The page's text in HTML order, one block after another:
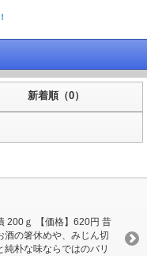
新着順（0）
200ｇ 【価格】620円 昔
酒の箸休めや、みじん切
純朴な味ならではのバリ